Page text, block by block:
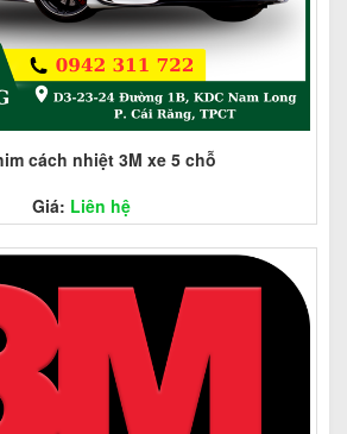
cách nhiệt 3M xe 5 chỗ
Giá: Liên hệ